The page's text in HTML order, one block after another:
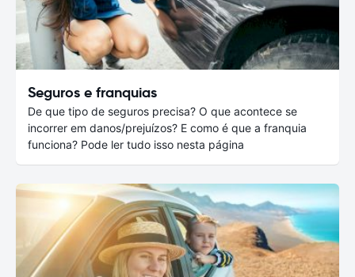
Seguros e franquias
De que tipo de seguros precisa? O que acontece se
incorrer em danos/prejuízos? E como é que a franquia
funciona? Pode ler tudo isso nesta página